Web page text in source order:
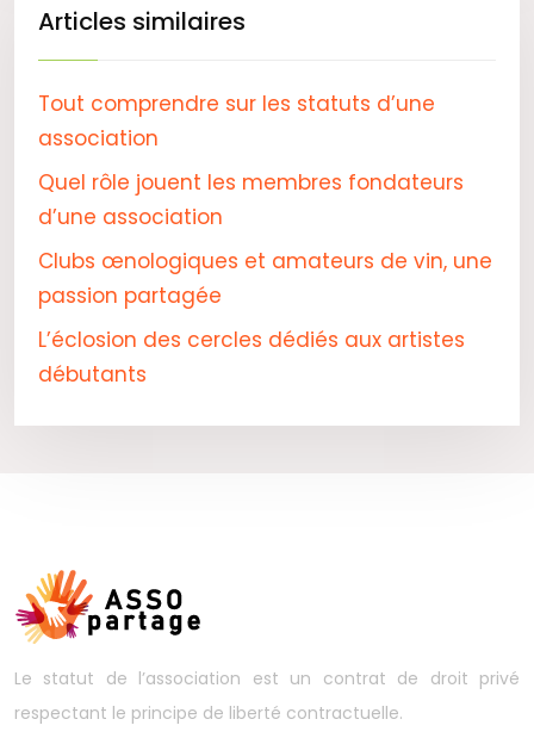
Articles similaires
Tout comprendre sur les statuts d’une
association
Quel rôle jouent les membres fondateurs
d’une association
Clubs œnologiques et amateurs de vin, une
passion partagée
L’éclosion des cercles dédiés aux artistes
débutants
Le statut de l’association est un contrat de droit privé
respectant le principe de liberté contractuelle.